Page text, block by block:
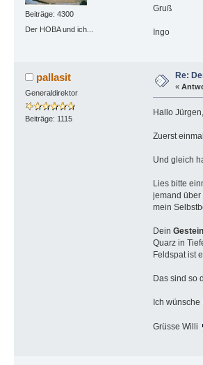
Beiträge: 4300
Der HOBA und ich...
Gruß
Ingo
pallasit
Generaldirektor
Beiträge: 1115
Re:
«
Hallo Jürgen,
Zuerst
Und gleich
Lies bitte
jemand über
mein
Dein Gestein
Quarz in
Feldspat ist
Das sind so
Ich wünsche
Grüsse Willi